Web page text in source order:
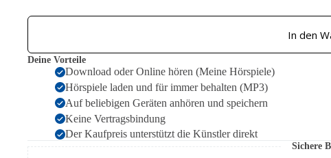
In den
Deine Vorteile
Download oder Online hören (Meine Hörspiele)
Hörspiele laden und für immer behalten (MP3)
Auf beliebigen Geräten anhören und speichern
Keine Vertragsbindung
Der Kaufpreis unterstützt die Künstler direkt
Sichere